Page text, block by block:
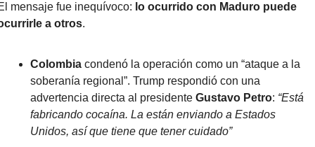
mensaje fue inequívoco: lo ocurrido con Maduro puede
a otros.
Colombia condenó la operación como un “ataque a la
soberanía regional”. Trump respondió con una
advertencia directa al presidente Gustavo Petro: “Está
fabricando cocaína. La están enviando a Estados
Unidos, así que tiene que tener cuidado”